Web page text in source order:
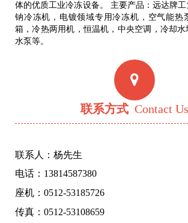
体的优质工业冷冻设备。 主要产品：远达牌
钠冷冻机，电镀领域专用冷冻机，空气能热
箱，冷热两用机，恒温机，中央空调，冷却
水泵等。
联系方式 Contact Us
联系人：杨先生
电话：13814587380
座机：0512-53185726
传真：0512-53108659